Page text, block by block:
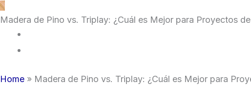
Madera de Pino vs. Triplay: ¿Cuál es Mejor para Proyectos
Home » Madera de Pino vs. Triplay: ¿Cuál es Mejor para